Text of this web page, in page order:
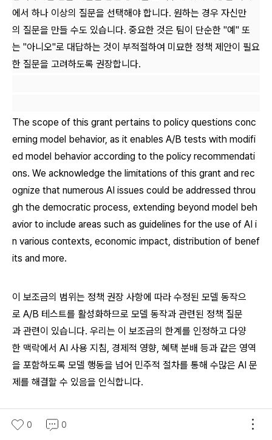
에서 하나 이상의 질문을 선택해야 합니다. 원하는 경우 자신만
의 질문을 만들 수도 있습니다. 중요한 것은 팀이 단순한 "예" 또
는 "아니오"로 대답하는 것이 부적절하여 미묘한 정책 제안이 필요
한 질문을 고려하도록 권장합니다.
The scope of this grant pertains to policy questions conc
erning model behavior, as it enables A/B tests with modifi
ed model behavior according to the policy recommendati
ons. We acknowledge the limitations of this grant and rec
ognize that numerous AI issues could be addressed throu
gh the democratic process, extending beyond model beh
avior to include areas such as guidelines for the use of AI i
n various contexts, economic impact, distribution of benef
its and more.
이 보조금의 범위는 정책 권장 사항에 따라 수정된 모델 동작으
로 A/B 테스트를 활성화하므로 모델 동작과 관련된 정책 질문
과 관련이 있습니다. 우리는 이 보조금의 한계를 인정하고 다양
한 맥락에서 AI 사용 지침, 경제적 영향, 혜택 분배 등과 같은 영역
을 포함하도록 모델 행동을 넘어 민주적 절차를 통해 수많은 AI 문
제를 해결할 수 있음을 인식합니다.
How far do you think personalization of AI assistants lik
0 0